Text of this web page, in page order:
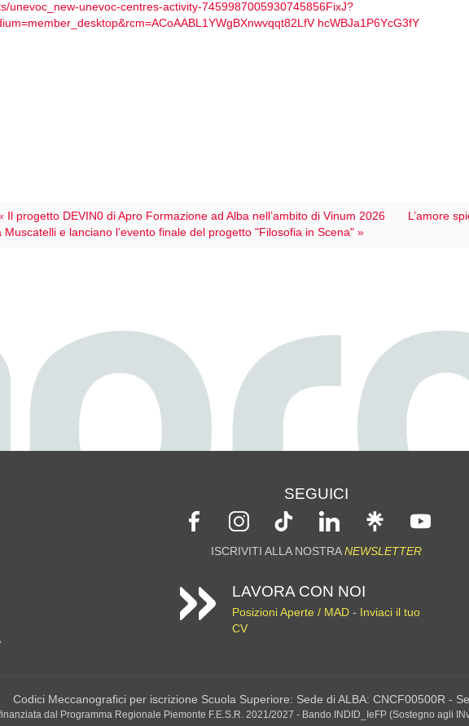
unevoc_new-unevoc-centres-activity-7459987005930745856FixJ?
hcWBJa1P6YcG3fY
Il progetto DEVIN0 di Apro Formazione ad Alba nell’ambito di Vinum 2026
L’amore
e lanciano l’evento finale del progetto "Filosofia in Scena" »
SEGUICI
ISCRIVITI ALLA NOSTRA NEWSLETTER
LAVORA CON NOI
Posizioni Aperte / MAD-
Inviaci il tuo
CV
Codici Meccanografici per iscrizione Scuola Superiore: Sede di ALBA: CNCF00500R -
dal Programma Regionale Piemonte F.E.S.R. 2021/2027 - Bando INDID_IeFP (Sostegno agli